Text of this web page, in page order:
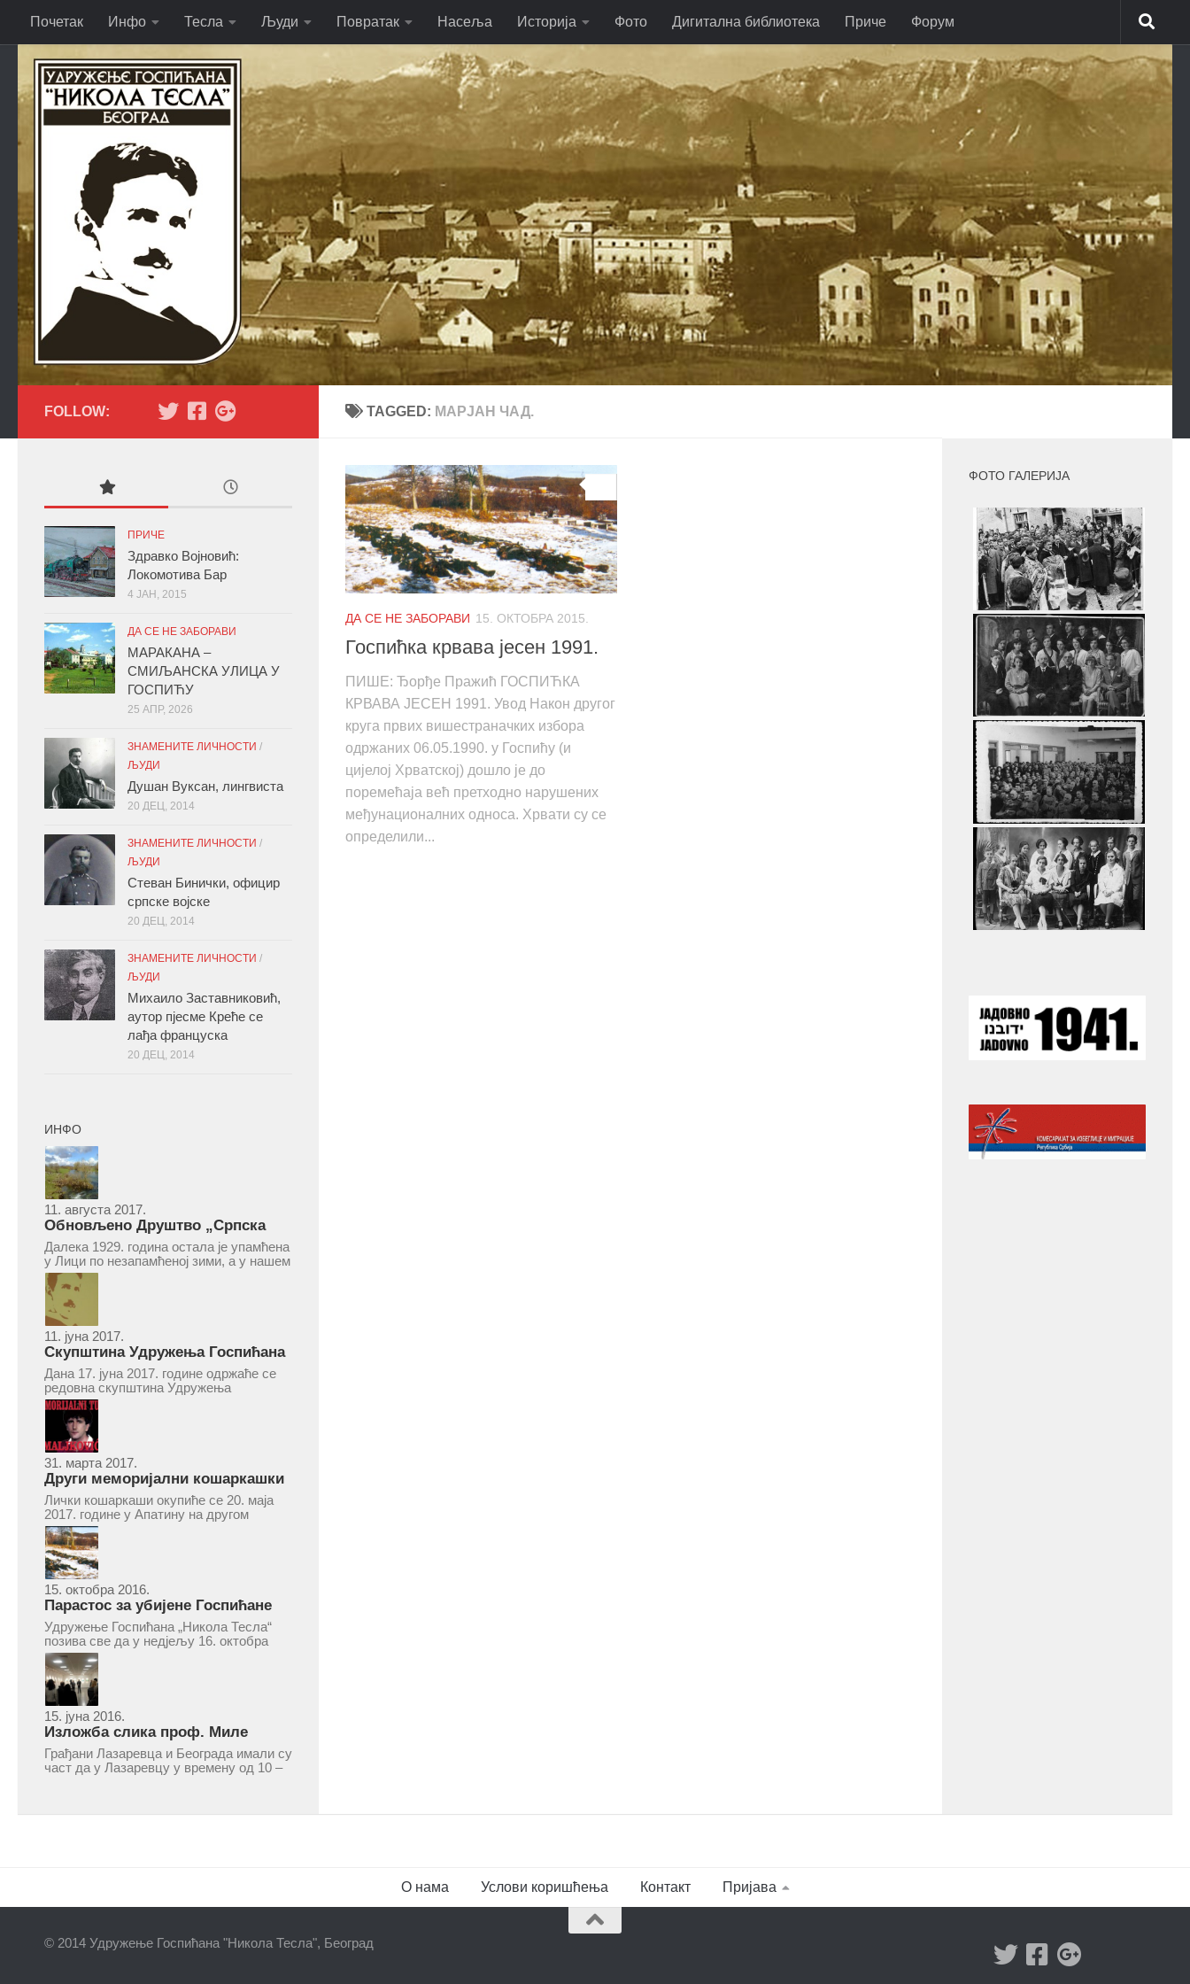
Skip to content
Почетак Инфо Тесла Људи Повратак Насеља Историја Фото Дигитална библиотека Приче Форум
TAGGED: МАРЈАН ЧАД.
ДА СЕ НЕ ЗАБОРАВИ 15. ОКТОБРА 2015.
Госпићка крвава јесен 1991.
ПИШЕ: Ђорђе Пражић ГОСПИЋКА
КРВАВА ЈЕСЕН 1991. Увод Након другог
круга првих вишестраначких избора
одржаних 06.05.1990. у Госпићу (и
цијелој Хрватској) дошло је до
поремећаја већ претходно нарушених
међунационалних односа. Хрвати су се
определили...
FOLLOW:
ПРИЧЕ
Здравко Војновић:
Локомотива Бар
4 ЈАН, 2015
ДА СЕ НЕ ЗАБОРАВИ
МАРАКАНА –
СМИЉАНСКА УЛИЦА У
ГОСПИЋУ
25 АПР, 2026
ЗНАМЕНИТЕ ЛИЧНОСТИ /
ЉУДИ
Душан Вуксан, лингвиста
20 ДЕЦ, 2014
ЗНАМЕНИТЕ ЛИЧНОСТИ /
ЉУДИ
Стеван Бинички, официр
српске војске
20 ДЕЦ, 2014
ЗНАМЕНИТЕ ЛИЧНОСТИ /
ЉУДИ
Михаило Заставниковић,
аутор пјесме Креће се
лађа француска
20 ДЕЦ, 2014
ИНФО
11. августа 2017.
Обновљено Друштво „Српска
народна читаоница и књижница“
у Врепцу
Далека 1929. година остала је упамћена
у Лици по незапамћеној зими, а у нашем
Врепцу и по оснивању Друштва „Српска
народна читаоница и књижница у
Врепцу“. Потакнути потребом за
културним и духовним уздизањем
група...
11. јуна 2017.
Скупштина Удружења Госпићана
„Никола Тесла“ у суботу 17. јуна
2017.
Дана 17. јуна 2017. године одржаће се
редовна скупштина Удружења
Госпићана „Никола Тесла“ Београд.
Скупштина ће се одржати у простору
ресторана „Тесла“, Савски трг бр. 9
Београд, у 11 часова. За Скупштину је
предложен...
31. марта 2017.
Други меморијални кошаркашки
турнир „Милан Маљковић
Маљак“ у Апатину 20. маја 2017.
Лички кошаркаши окупиће се 20. маја
2017. године у Апатину на другом
меморијалном кошаркашком турниру
„Милан Маљковић Маљак“. Као и
прошле године, учествоваће екипе
Госпића, Личког Осика, Плашког, као и
комбинована екипа кошаркаша из...
15. октобра 2016.
Парастос за убијене Госпићане
Удружење Госпићана „Никола Тесла“
позива све да у недјељу 16. октобра
2016, с почетком у 10.30 часова дођу
у цркву Светог оца Николаја у Борчи
(Улица Вука Караџића 1), гдје ће бити
служен парастос за...
15. јуна 2016.
Изложба слика проф. Миле
Рајшића у Лазаревцу
Грађани Лазаревца и Београда имали су
част да у Лазаревцу у времену од 10 –
ФОТО ГАЛЕРИЈА
О нама Услови коришћења Контакт Пријава
© 2014 Удружење Госпићана "Никола Тесла", Београд